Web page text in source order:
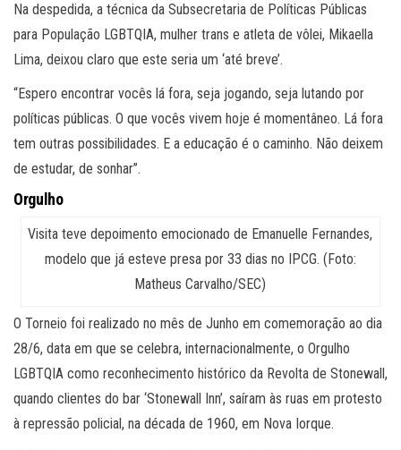
Na despedida, a técnica da Subsecretaria de Políticas Públicas
para População LGBTQIA, mulher trans e atleta de vôlei, Mikaella
Lima, deixou claro que este seria um ‘até breve’.
“Espero encontrar vocês lá fora, seja jogando, seja lutando por
políticas públicas. O que vocês vivem hoje é momentâneo. Lá fora
tem outras possibilidades. E a educação é o caminho. Não deixem
de estudar, de sonhar”.
Orgulho
Visita teve depoimento emocionado de Emanuelle Fernandes,
modelo que já esteve presa por 33 dias no IPCG. (Foto:
Matheus Carvalho/SEC)
O Torneio foi realizado no mês de Junho em comemoração ao dia
28/6, data em que se celebra, internacionalmente, o Orgulho
LGBTQIA como reconhecimento histórico da Revolta de Stonewall,
quando clientes do bar ‘Stonewall Inn’, saíram às ruas em protesto
à repressão policial, na década de 1960, em Nova Iorque.